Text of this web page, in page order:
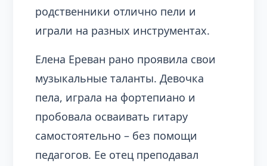
родственники отлично пели и
играли на разных инструментах.
Елена Ереван рано проявила свои
музыкальные таланты. Девочка
пела, играла на фортепиано и
пробовала осваивать гитару
самостоятельно – без помощи
педагогов. Ее отец преподавал